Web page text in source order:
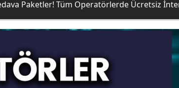
Paketler! Tüm Operatörlerde Ücretsiz